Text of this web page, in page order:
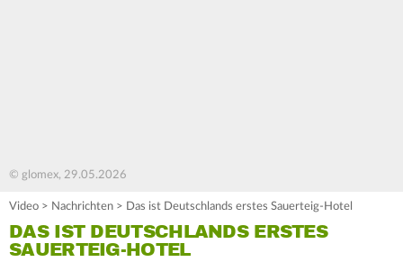
© glomex, 29.05.2026
Video > Nachrichten > Das ist Deutschlands erstes Sauerteig-Hotel
DAS IST DEUTSCHLANDS ERSTES
SAUERTEIG-HOTEL